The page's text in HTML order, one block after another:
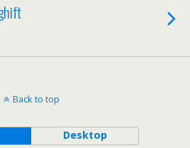
Back to top
Desktop